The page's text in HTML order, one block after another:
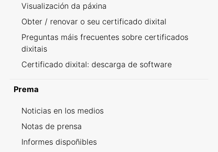
Visualización da páxina
Obter / renovar o seu certificado dixital
Preguntas máis frecuentes sobre certificados
dixitais
Certificado dixital: descarga de software
Prema
Noticias en los medios
Notas de prensa
Informes dispoñibles